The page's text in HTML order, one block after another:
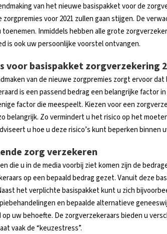
van het nieuwe basispakket voor de
zorgpremies voor 2021 zullen gaan stijgen. De
toenemen. Inmiddels hebben alle grote
is ook uw persoonlijke voorstel ontvangen.
voor basispakket zorgverzekering
van de nieuwe zorgpremies zorgt ervoor
is een passend bedrag een belangrijke factor
factor die meespeelt. Kiezen voor een
belangrijk. Zo vermindert u het risico op het
u hoe u deze risico’s kunt beperken binnen
zorg verzekeren
die u in de media voorbij ziet komen zijn de
op een bepaald bedrag gezet. Vanuit deze
het verplichte basispakket kunt u zich
en bepaalde alternatieve
op uw behoefte. De zorgverzekeraars bieden u
vaak de “keuzestress”.